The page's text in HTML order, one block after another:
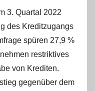
n
a
d
m
i
n
3. Quartal 2022
des Kreditzugangs
spüren 27,9 %
restriktives
von Krediten.
gegenüber dem